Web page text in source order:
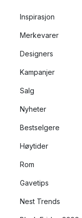
Inspirasjon
Merkevarer
Designers
Kampanjer
Salg
Nyheter
Bestselgere
Høytider
Rom
Gavetips
Nest Trends